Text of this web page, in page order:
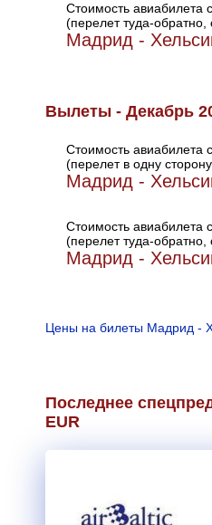
Стоимость авиабилета
(перелет туда-
Мадрид -
Вылеты - Декабрь
Стоимость авиабилета
(перелет в одну
Мадрид -
Стоимость авиабилета
(перелет туда-
Мадрид -
Цены на билеты Мадрид -
Последнее
EUR